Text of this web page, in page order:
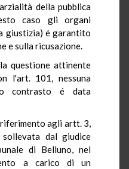
della pubblica
caso gli organi
giustizia) é garantito
e sulla ricusazione.
questione attinente
l'art. 101, nessuna
contrasto é data
agli artt. 3,
dal giudice
di Belluno, nel
a carico di un